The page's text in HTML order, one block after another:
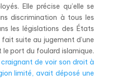
Elle précise qu’elle se
discrimination à tous les
les législations des États
suite au jugement d’une
port du foulard islamique.
de voir son droit à
limité, avait déposé une